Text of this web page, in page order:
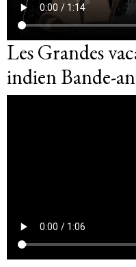
Les Grandes
indien Bande-